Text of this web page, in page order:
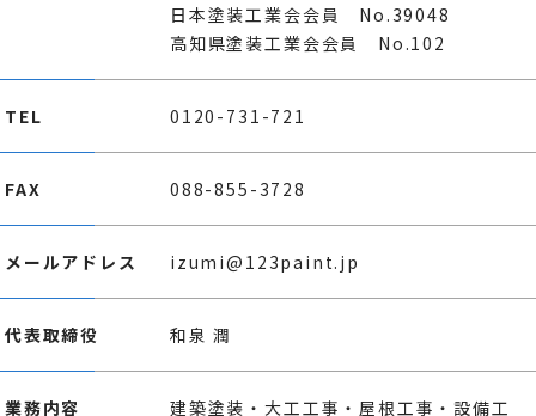
日本塗装工業会会員 No.39048
高知県塗装工業会会員 No.102
TEL 0120-731-721
FAX 088-855-3728
メールアドレス izumi@123paint.jp
代表取締役 和泉 潤
業務内容
建築塗装・大工工事・屋根工事・設備工